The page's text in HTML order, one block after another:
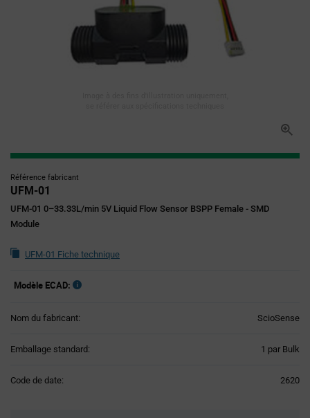
Référence fabricant
UFM-01
UFM-01 0–33.33L/min 5V Liquid Flow Sensor BSPP Female - SMD
Module
UFM-01 Fiche technique
Modèle ECAD:
Nom du fabricant: ScioSense
Emballage standard: 1 par Bulk
Code de date: 2620